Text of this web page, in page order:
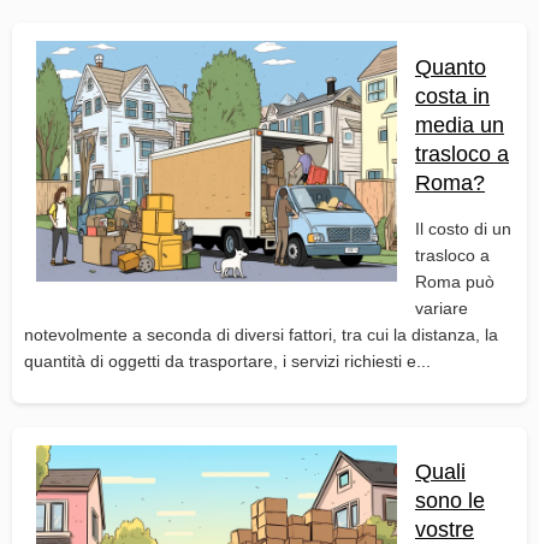
Quanto
costa in
media un
trasloco a
Roma?
Il costo di un
trasloco a
Roma può
variare
notevolmente a seconda di diversi fattori, tra cui la distanza, la
quantità di oggetti da trasportare, i servizi richiesti e...
Quali
sono le
vostre